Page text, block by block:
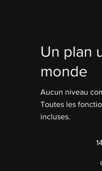
Un plan
monde
Aucun niveau
Toutes les
incluses.